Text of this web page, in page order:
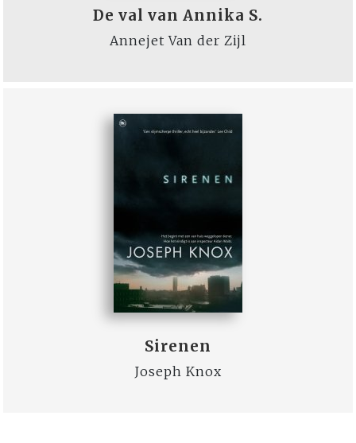
De val van Annika S.
Annejet Van der Zijl
Sirenen
Joseph Knox